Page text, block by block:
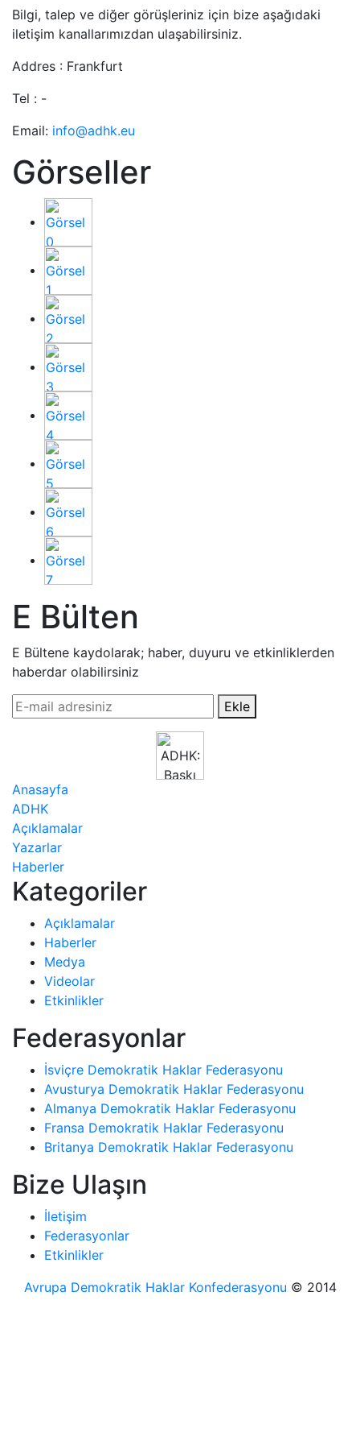
Bilgi, talep ve diğer görüşleriniz için bize aşağıdaki
iletişim kanallarımızdan ulaşabilirsiniz.
Addres : Frankfurt
Tel : -
Email: info@adhk.eu
Görseller
E Bülten
E Bültene kaydolarak; haber, duyuru ve etkinliklerden
haberdar olabilirsiniz
Ekle
Anasayfa
ADHK
Açıklamalar
Yazarlar
Haberler
Kategoriler
Açıklamalar
Haberler
Medya
Videolar
Etkinlikler
Federasyonlar
İsviçre Demokratik Haklar Federasyonu
Avusturya Demokratik Haklar Federasyonu
Almanya Demokratik Haklar Federasyonu
Fransa Demokratik Haklar Federasyonu
Britanya Demokratik Haklar Federasyonu
Bize Ulaşın
İletişim
Federasyonlar
Etkinlikler
Avrupa Demokratik Haklar Konfederasyonu © 2014